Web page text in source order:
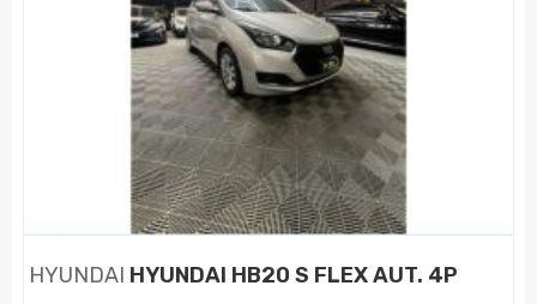
HYUNDAI HYUNDAI HB20 S FLEX AUT. 4P